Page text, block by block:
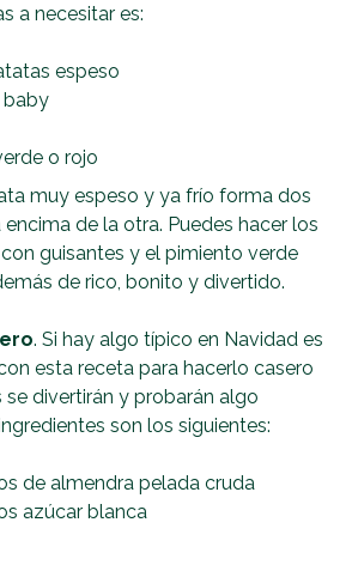
a necesitar es:
espeso
baby
o rojo
muy espeso y ya frío forma dos
de la otra. Puedes hacer los
guisantes y el pimiento verde
de rico, bonito y divertido.
. Si hay algo típico en Navidad es
esta receta para hacerlo casero
se divertirán y probarán algo
son los siguientes:
de almendra pelada cruda
azúcar blanca